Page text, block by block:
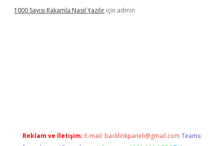
1000 Sayısı Rakamla Nasıl Yazılır için admin
Reklam ve İletişim: E-mail: backlinkpaneli@gmail.com Teams: